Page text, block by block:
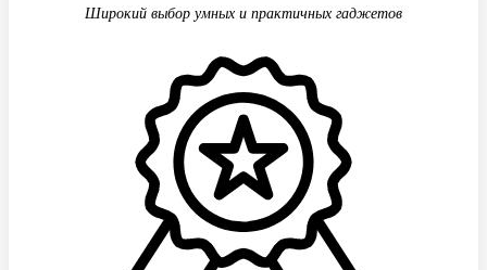
Широкий выбор умных и практичных гаджетов